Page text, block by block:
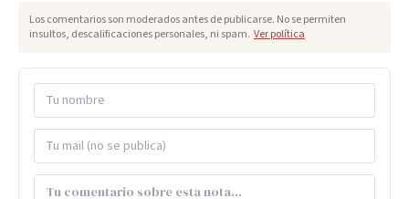
Los comentarios son moderados antes de publicarse. No se permiten
insultos, descalificaciones personales, ni spam. Ver política